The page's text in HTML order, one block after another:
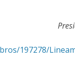
197278/